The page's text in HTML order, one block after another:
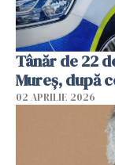
Tânăr de 22
Mureș, după
02 APRILIE 2026